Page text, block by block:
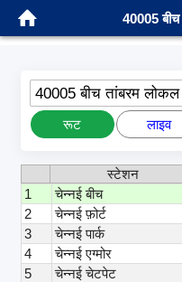
40005
40005 बीच तांबरम लोकल
रूट लाइव
स्टेशन
1
चेन्नई बीच
2
चेन्नई फ़ोर्ट
3
चेन्नई पार्क
4
चेन्नई एग्मोर
5
चेन्नई चेटपेट